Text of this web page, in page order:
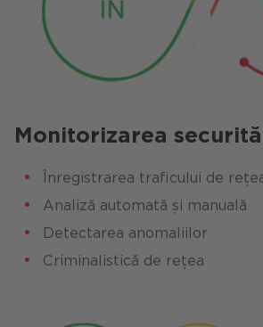
Monitorizarea
Înregistrarea traficului de
Analiză automată și manuală
Detectarea anomaliilor
Criminalistică de rețea